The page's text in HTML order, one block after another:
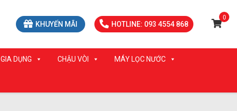
KHUYẾN MÃI HOTLINE: 093 4554 868
0
GIA DỤNG CHẬU VÒI MÁY LỌC NƯỚC